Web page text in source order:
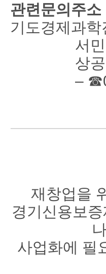
관련문의주소
기도경제과학
서
상
–
재창업을
경기신용보
사업화에 필